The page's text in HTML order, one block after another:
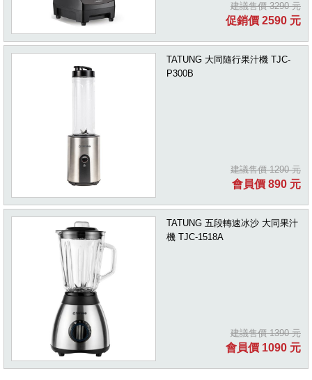
建議售價 3290 元
促銷價 2590 元
TATUNG 大同隨行果汁機 TJC-
P300B
建議售價 1290 元
會員價 890 元
TATUNG 五段轉速冰沙 大同果汁
機 TJC-1518A
建議售價 1390 元
會員價 1090 元